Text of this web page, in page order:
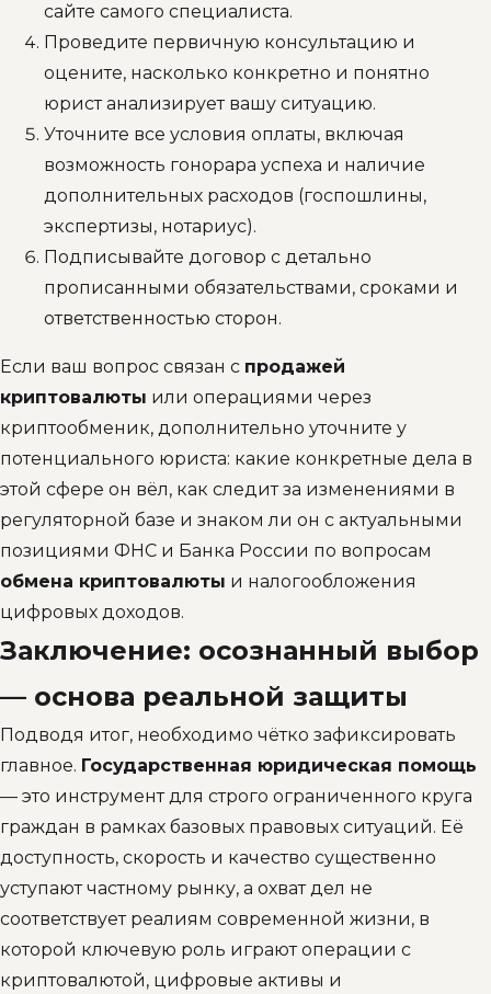
сайте самого специалиста.
Проведите первичную консультацию и
оцените, насколько конкретно и понятно
юрист анализирует вашу ситуацию.
Уточните все условия оплаты, включая
возможность гонорара успеха и наличие
дополнительных расходов (госпошлины,
экспертизы, нотариус).
Подписывайте договор с детально
прописанными обязательствами, сроками и
ответственностью сторон.
Если ваш вопрос связан с продажей
криптовалюты или операциями через
криптообменик, дополнительно уточните у
потенциального юриста: какие конкретные дела в
этой сфере он вёл, как следит за изменениями в
регуляторной базе и знаком ли он с актуальными
позициями ФНС и Банка России по вопросам
обмена криптовалюты и налогообложения
цифровых доходов.
Заключение: осознанный выбор
— основа реальной защиты
Подводя итог, необходимо чётко зафиксировать
главное. Государственная юридическая помощь
— это инструмент для строго ограниченного круга
граждан в рамках базовых правовых ситуаций. Её
доступность, скорость и качество существенно
уступают частному рынку, а охват дел не
соответствует реалиям современной жизни, в
которой ключевую роль играют операции с
криптовалютой, цифровые активы и